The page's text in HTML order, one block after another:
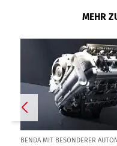
MEHR
BENDA MIT BESONDERER